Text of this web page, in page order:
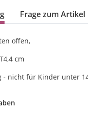
Frage zum Artikel
offen,
cm
- nicht für Kinder unter